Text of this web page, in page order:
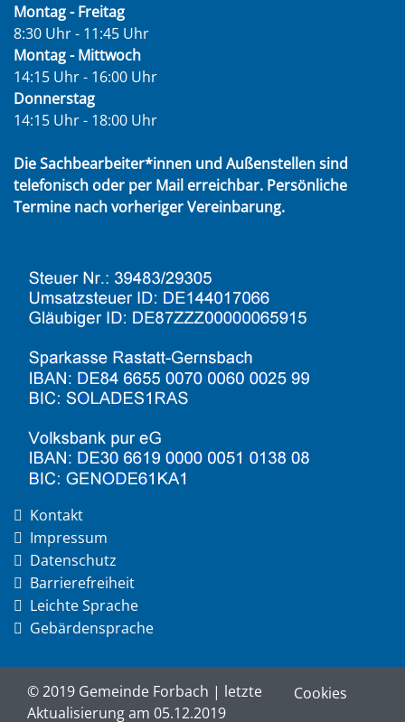
Montag - Freitag
8:30 Uhr - 11:45 Uhr
Montag - Mittwoch
14:15 Uhr - 16:00 Uhr
Donnerstag
14:15 Uhr - 18:00 Uhr
Die Sachbearbeiter*innen und Außenstellen sind
telefonisch oder per Mail erreichbar. Persönliche
Termine nach vorheriger Vereinbarung.
Kontakt
Impressum
Datenschutz
Barrierefreiheit
Leichte Sprache
Gebärdensprache
© 2019 Gemeinde Forbach | letzte
Aktualisierung am 05.12.2019
Cookies